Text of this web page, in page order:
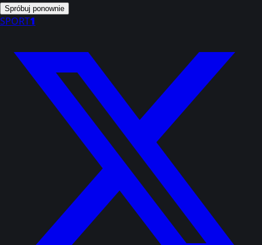
Spróbuj ponownie
SPORT1